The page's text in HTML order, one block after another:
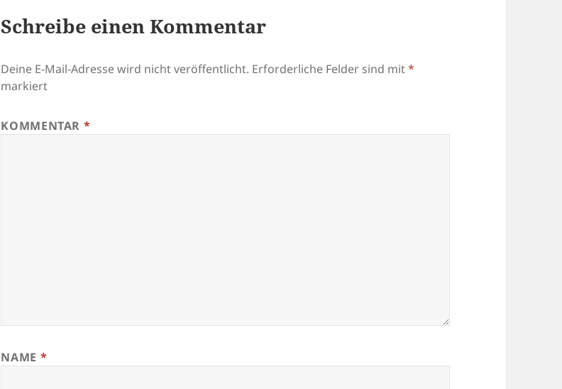
Schreibe einen Kommentar
Deine E-Mail-Adresse wird nicht veröffentlicht. Erforderliche Felder sind mit*
markiert
KOMMENTAR *
NAME *